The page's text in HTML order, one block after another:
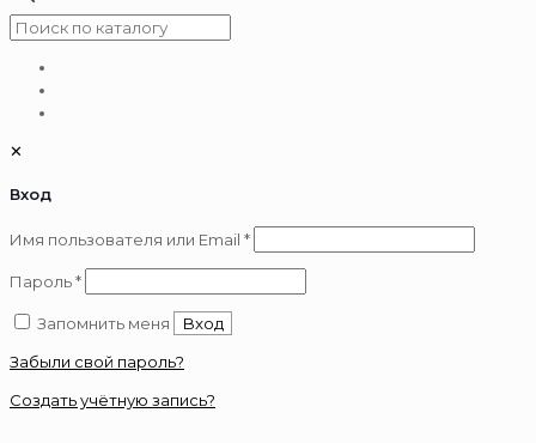
✕
Вход
Имя пользователя или Email *Обязательно
Пароль*Обязательно
Запомнить меня
Вход
Забыли свой пароль?
Создать учётную запись?